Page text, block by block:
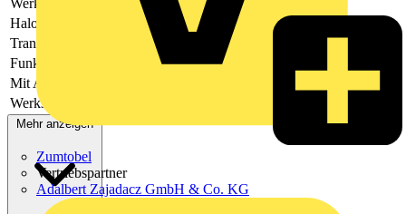
Zumtobel
Vertriebspartner
Adalbert Zajadacz GmbH & Co. KG
Halogenfrei
Transparent
Funkgesteuert
Mit Abdeckung
Werkstoffgüte
Mehr anzeigen